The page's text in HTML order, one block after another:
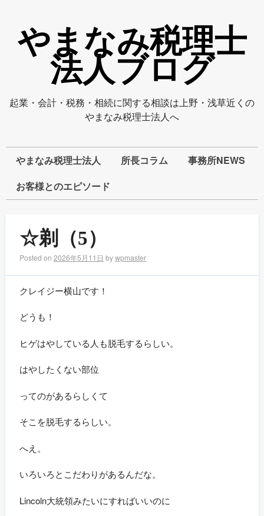
やまなみ税理士
法人ブログ
起業・会計・税務・相続に関する相談は上野・浅草近くの
やまなみ税理士法人へ
やまなみ税理士法人 所長コラム
事務所NEWS
お客様とのエピソード
☆剃（5）
Posted on 2026年5月11日 bywpmaster
クレイジー横山です！
どうも！
ヒゲはやしている人も脱毛するらしい。
はやしたくない部位
ってのがあるらしくて
そこを脱毛するらしい。
へえ。
いろいろとこだわりがあるんだな。
Lincoln大統領みたいにすればいいのに